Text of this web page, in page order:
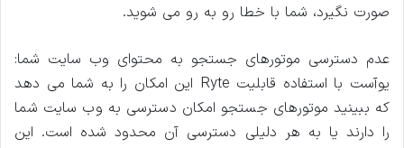
صورت نگیرد، شما با خطا رو به رو می شوید.
عدم دسترسی موتورهای جستجو به محتوای وب سایت شما:
یوآست با استفاده قابلیت Ryte این امکان را به شما می دهد
که ببینید موتورهای جستجو امکان دسترسی به وب سایت شما
را دارند یا به هر دلیلی دسترسی آن محدود شده است. این